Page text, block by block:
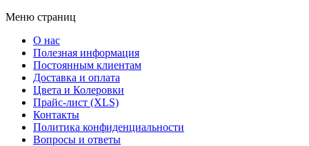
Меню страниц
О нас
Полезная информация
Постоянным клиентам
Доставка и оплата
Цвета и Колеровки
Прайс-лист (XLS)
Контакты
Политика конфиденциальности
Вопросы и ответы